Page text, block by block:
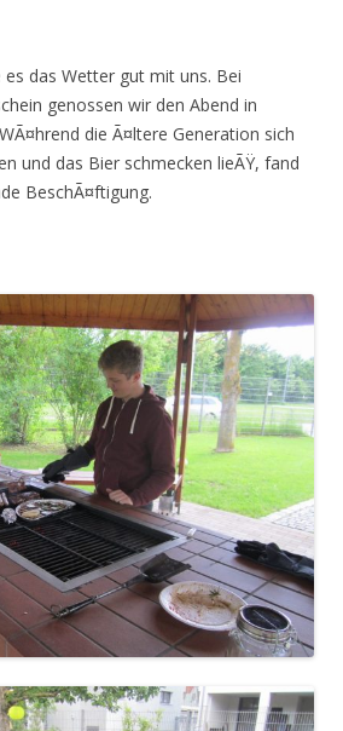
es das Wetter gut mit uns. Bei
genossen wir den Abend in
die Ã¤ltere Generation sich
und das Bier schmecken lieÃŸ, fand
BeschÃ¤ftigung.